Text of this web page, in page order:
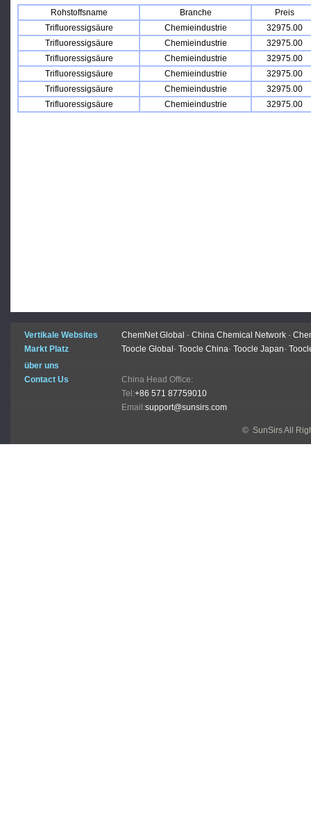
Rohstoffsname Branche
Preis
Trifluoressigsäure
Chemieindustrie
32975.00
Trifluoressigsäure
Chemieindustrie
32975.00
Trifluoressigsäure
Chemieindustrie
32975.00
Trifluoressigsäure
Chemieindustrie
32975.00
Trifluoressigsäure
Chemieindustrie
32975.00
Trifluoressigsäure
Chemieindustrie 32975.00
Vertikale Websites ChemNet Global - China Chemical Network -
Markt Platz
Toocle Global - Toocle China- Toocle Japan-
über uns
Contact Us
China Head Office:
Tel:+86 571 87759010
Email:support@sunsirs.com
© SunSirs All